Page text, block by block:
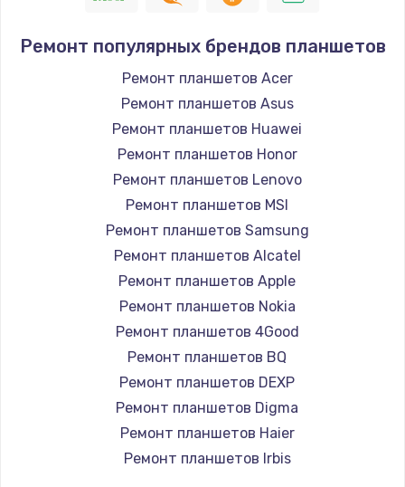
Замена HDMI
600 руб.
Заказать
Ремонт популярных брендов планшетов
Ремонт планшетов Acer
Ремонт планшетов Asus
Ремонт планшетов Huawei
Ремонт планшетов Honor
Ремонт планшетов Lenovo
Ремонт планшетов MSI
Ремонт планшетов Samsung
Ремонт планшетов Alcatel
Ремонт планшетов Apple
Ремонт планшетов Nokia
Ремонт планшетов 4Good
Ремонт планшетов BQ
Ремонт планшетов DEXP
Ремонт планшетов Digma
Ремонт планшетов Haier
Ремонт планшетов Irbis